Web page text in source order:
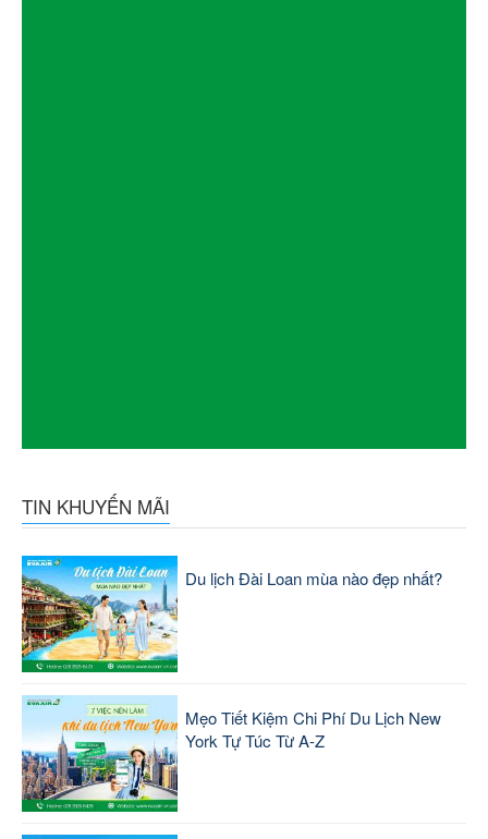
TIN KHUYẾN MÃI
Du lịch Đài Loan mùa nào đẹp nhất?
Mẹo Tiết Kiệm Chi Phí Du Lịch New
York Tự Túc Từ A-Z